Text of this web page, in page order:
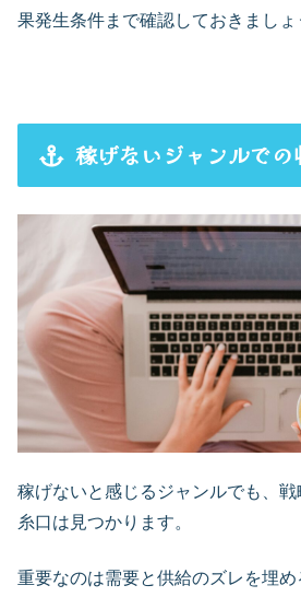
果発生条件まで確認しておきましょ
稼げないジャンルで
稼げないと感じるジャンルでも、
糸口は見つかります。
重要なのは需要と供給のズレを埋